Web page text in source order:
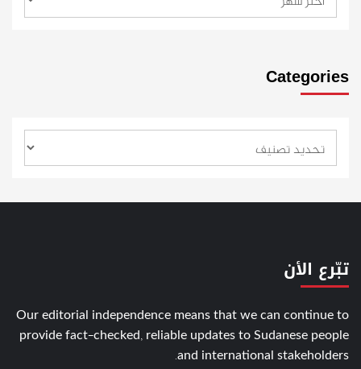
Categories
تبّرع الأن
Our editorial independence means that we can continue to
provide fact-checked, reliable updates to Sudanese people
and international stakeholders.